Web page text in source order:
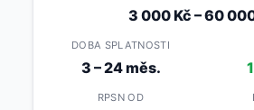
3 000 Kč – 60
DOBA SPLATNOSTI
3 – 24 měs.
RPSN OD